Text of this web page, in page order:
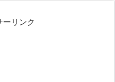
ーリンク